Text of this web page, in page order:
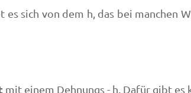
es sich von dem h, das bei manchen
mit einem Dehnungs - h. Dafür gibt es